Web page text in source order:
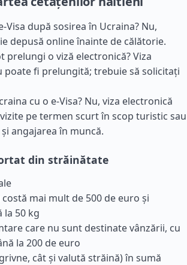
Visa după sosirea în Ucraina? Nu,
depusă online înainte de călătorie.
prelungi o viză electronică? Viza
poate fi prelungită; trebuie să solicitați
cu o e-Visa? Nu, viza electronică
pe termen scurt în scop turistic sau
angajarea în muncă.
din străinătate
mai mult de 500 de euro și
la 50 kg
care nu sunt destinate vânzării, cu
la 200 de euro
cât și valută străină) în sumă